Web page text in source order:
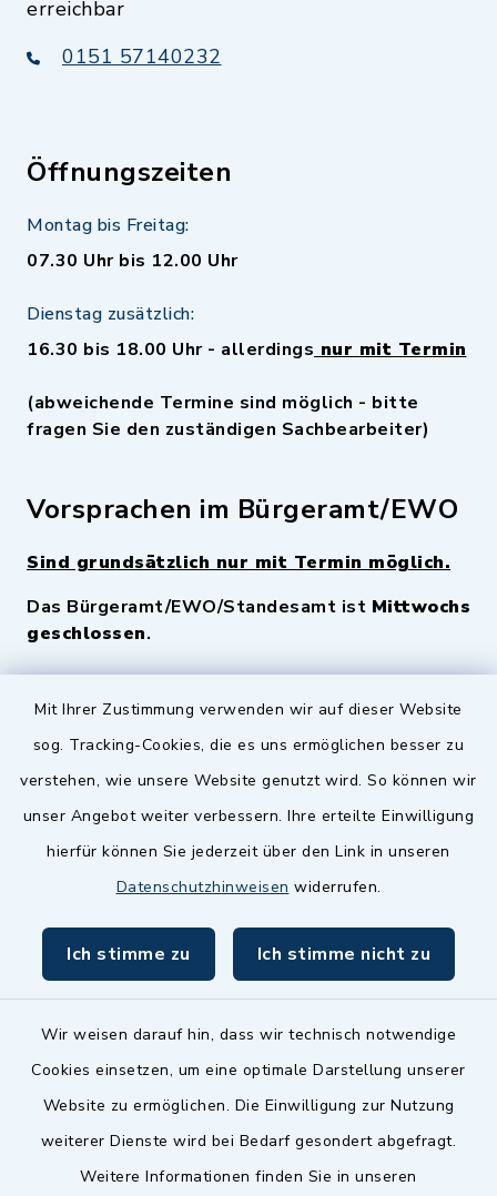
Mit Ihrer Zustimmung verwenden wir auf dieser Website
sog. Tracking-Cookies, die es uns ermöglichen besser zu
verstehen, wie unsere Website genutzt wird. So können wir
unser Angebot weiter verbessern. Ihre erteilte Einwilligung
hierfür können Sie jederzeit über den Link in unseren
Datenschutzhinweisen widerrufen.
Ich stimme zu Ich stimme nicht zu
Wir weisen darauf hin, dass wir technisch notwendige
Cookies einsetzen, um eine optimale Darstellung unserer
Website zu ermöglichen. Die Einwilligung zur Nutzung
weiterer Dienste wird bei Bedarf gesondert abgefragt.
Weitere Informationen finden Sie in unseren
erreichbar
0151 57140232
Öffnungszeiten
Montag bis Freitag:
07.30 Uhr bis 12.00 Uhr
Dienstag zusätzlich:
16.30 bis 18.00 Uhr - allerdings nur mit Termin
(abweichende Termine sind möglich - bitte
fragen Sie den zuständigen Sachbearbeiter)
Vorsprachen im Bürgeramt/EWO
Sind grundsätzlich nur mit Termin möglich.
Das Bürgeramt/EWO/Standesamt ist Mittwochs
geschlossen.
Quicklinks
Zenngrund Allianz
Dillenberggruppe
inixmedia GmbH
Barrierefreiheit